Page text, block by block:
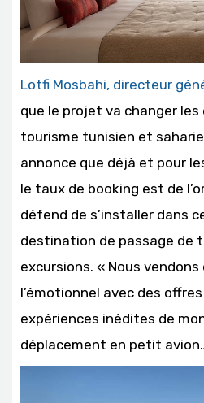
Lotfi Mosbahi, directeur
que le projet va changer les
tourisme tunisien et
annonce que déjà et pour
le taux de booking est de
défend de s’installer dans
destination de passage de
excursions. « Nous vendons
l’émotionnel avec des
expériences inédites de
déplacement en petit